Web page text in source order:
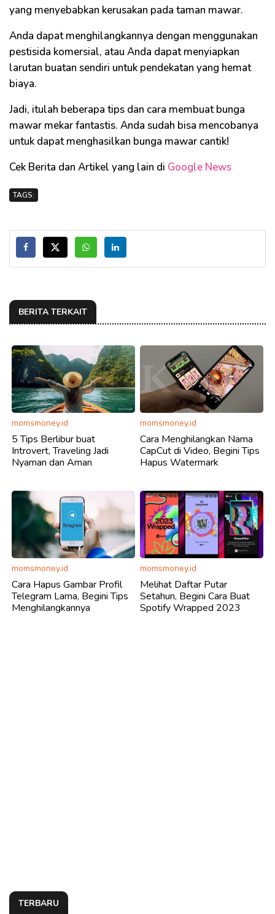
yang menyebabkan kerusakan pada taman mawar.
Anda dapat menghilangkannya dengan menggunakan
pestisida komersial, atau Anda dapat menyiapkan
larutan buatan sendiri untuk pendekatan yang hemat
biaya.
Jadi, itulah beberapa tips dan cara membuat bunga
mawar mekar fantastis. Anda sudah bisa mencobanya
untuk dapat menghasilkan bunga mawar cantik!
Cek Berita dan Artikel yang lain di Google News
TAGS:
BERITA TERKAIT
momsmoney.id
5 Tips Berlibur buat
Introvert, Traveling Jadi
Nyaman dan Aman
momsmoney.id
Cara Menghilangkan Nama
CapCut di Video, Begini Tips
Hapus Watermark
momsmoney.id
Cara Hapus Gambar Profil
Telegram Lama, Begini Tips
Menghilangkannya
momsmoney.id
Melihat Daftar Putar
Setahun, Begini Cara Buat
Spotify Wrapped 2023
TERBARU